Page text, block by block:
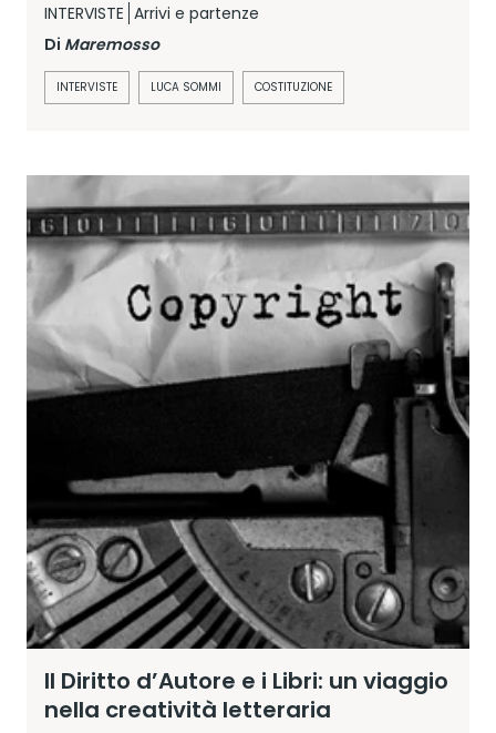
INTERVISTE Arrivi e partenze
Di Maremosso
INTERVISTE LUCA SOMMI COSTITUZIONE
Il Diritto d’Autore e i Libri: un viaggio
nella creatività letteraria